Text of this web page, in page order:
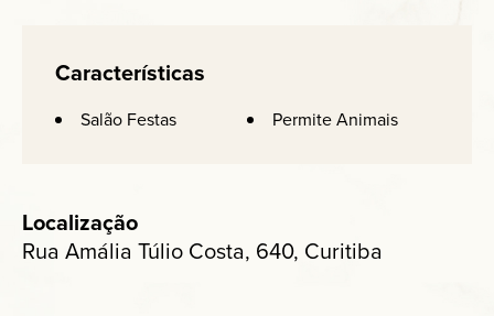
Características
Salão Festas Permite Animais
Localização
Rua Amália Túlio Costa, 640, Curitiba